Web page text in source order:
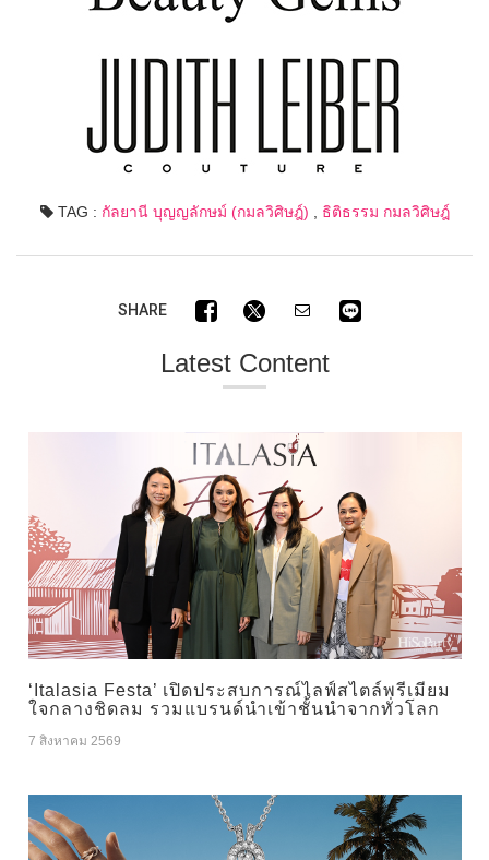
TAG : กัลยานี บุญญลักษม์ (กมลวิศิษฎ์) ธิติธรรม กมลวิศิษฎ์
SHARE
Latest Content
‘Italasia Festa’ เปิดประสบการณ์ไลฟ์สไตล์พรีเมียม
ใจกลางชิดลม รวมแบรนด์นำเข้าชั้นนำจากทั่วโลก
7 สิงหาคม 2569